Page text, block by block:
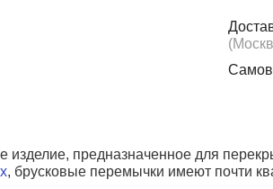
изделие, предназначенное для
, брусковые перемычки имеют почти